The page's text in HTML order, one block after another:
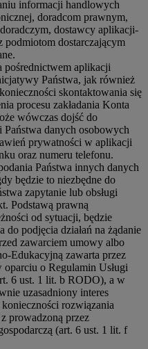
informacji handlowych
doradcom prawnym,
dostawcy aplikacji-
dostarczającym
pośrednictwem aplikacji
Państwa, jak również
skontaktowania się
procesu zakładania Konta
wówczas dojść do
danych osobowych
prywatności w aplikacji
oraz numeru telefonu.
Państwa innych danych
będzie to niezbędne do
zapytanie lub obsługi
Podstawą prawną
od sytuacji, będzie
do podjęcia działań na żądanie
zawarciem umowy albo
Edukacyjną zawarta przez
o Regulamin Usługi
6 ust. 1 lit. b RODO), a w
uzasadniony interes
rozwiązania
prowadzoną przez
(art. 6 ust. 1 lit. f